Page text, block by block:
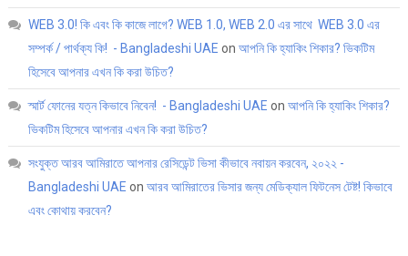
WEB 3.0! কি এবং কি কাজে লাগে? WEB 1.0, WEB 2.0 এর সাথে WEB 3.0 এর
সম্পর্ক / পার্থক্য কি! - Bangladeshi UAE on আপনি কি হ্যাকিং শিকার? ভিকটিম
হিসেবে আপনার এখন কি করা উচিত?
স্মার্ট ফোনের যত্ন কিভাবে নিবেন! - Bangladeshi UAE on আপনি কি হ্যাকিং শিকার?
ভিকটিম হিসেবে আপনার এখন কি করা উচিত?
সংযুক্ত আরব আমিরাতে আপনার রেসিডেন্ট ভিসা কীভাবে নবায়ন করবেন, ২০২২ -
Bangladeshi UAE on আরব আমিরাতের ভিসার জন্য মেডিক্যাল ফিটনেস টেষ্ট! কিভাবে
এবং কোথায় করবেন?